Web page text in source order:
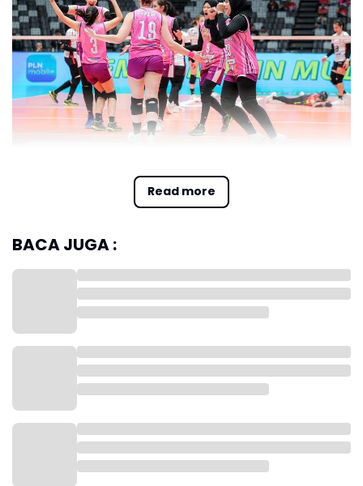
Read more
Jakarta Popsivo Polwan Raih Perigkat 3 Proliga 2024
Pertandingan yang berlangsung di di Indonesia
BACA JUGA :